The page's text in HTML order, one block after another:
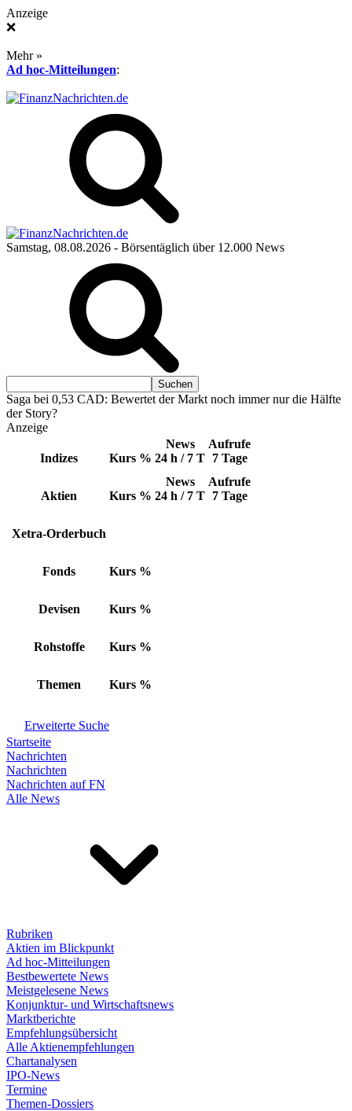
Anzeige
❌
Mehr »
Ad hoc-Mitteilungen:
Samstag, 08.08.2026 - Börsentäglich über 12.000 News
Saga bei 0,53 CAD: Bewertet der Markt noch immer nur die Hälfte
der Story?
Anzeige
Indizes Kurs %
News
24 h / 7 T
Aufrufe
7 Tage
Aktien Kurs %
News
24 h / 7 T
Aufrufe
7 Tage
Xetra-Orderbuch
Fonds Kurs %
Devisen Kurs %
Rohstoffe Kurs %
Themen Kurs %
Erweiterte Suche
Startseite
Nachrichten
Nachrichten
Nachrichten auf FN
Alle News
Rubriken
Aktien im Blickpunkt
Ad hoc-Mitteilungen
Bestbewertete News
Meistgelesene News
Konjunktur- und Wirtschaftsnews
Marktberichte
Empfehlungsübersicht
Alle Aktienempfehlungen
Chartanalysen
IPO-News
Termine
Themen-Dossiers